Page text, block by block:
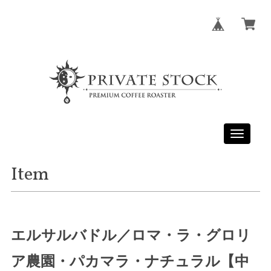
Toggle
Item
エルサルバドル／ロマ・ラ・グロリ
ア農園・パカマラ・ナチュラル【中